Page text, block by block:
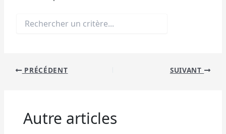
PRÉCÉDENT SUIVANT
Autre articles